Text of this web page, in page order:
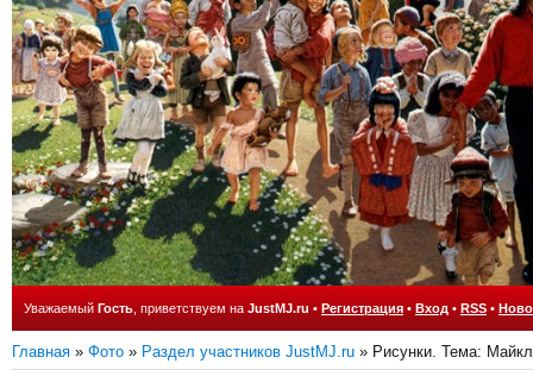
Уважаемый Гость , приветствуем на JustMJ.ru • Регистрация • Вход • RSS •
Главная » Фото » Раздел участников JustMJ.ru » Рисунки. Тема: